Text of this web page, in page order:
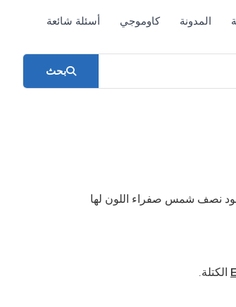
المدونة كاوموجي أسئلة شائعة
بحث
وأزرق وأبيض. وتوجد في الجزء الأسود نصف شمس صفراء اللون لها
الكتلة.